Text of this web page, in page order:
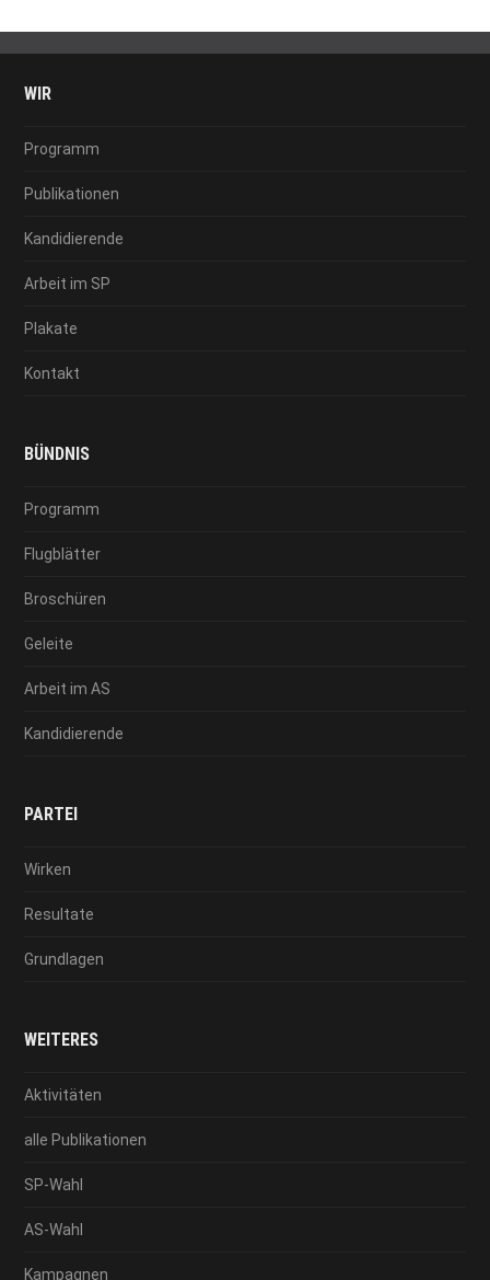
WIR
Programm
Publikationen
Kandidierende
Arbeit im SP
Plakate
Kontakt
BÜNDNIS
Programm
Flugblätter
Broschüren
Geleite
Arbeit im AS
Kandidierende
PARTEI
Wirken
Resultate
Grundlagen
WEITERES
Aktivitäten
alle Publikationen
SP-Wahl
AS-Wahl
Kampagnen